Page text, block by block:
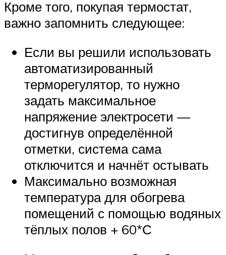
Кроме того, покупая термостат,
важно запомнить следующее:
Если вы решили использовать
автоматизированный
терморегулятор, то нужно
задать максимальное
напряжение электросети —
достигнув определённой
отметки, система сама
отключится и начнёт остывать
Максимально возможная
температура для обогрева
помещений с помощью водяных
тёплых полов + 60*С